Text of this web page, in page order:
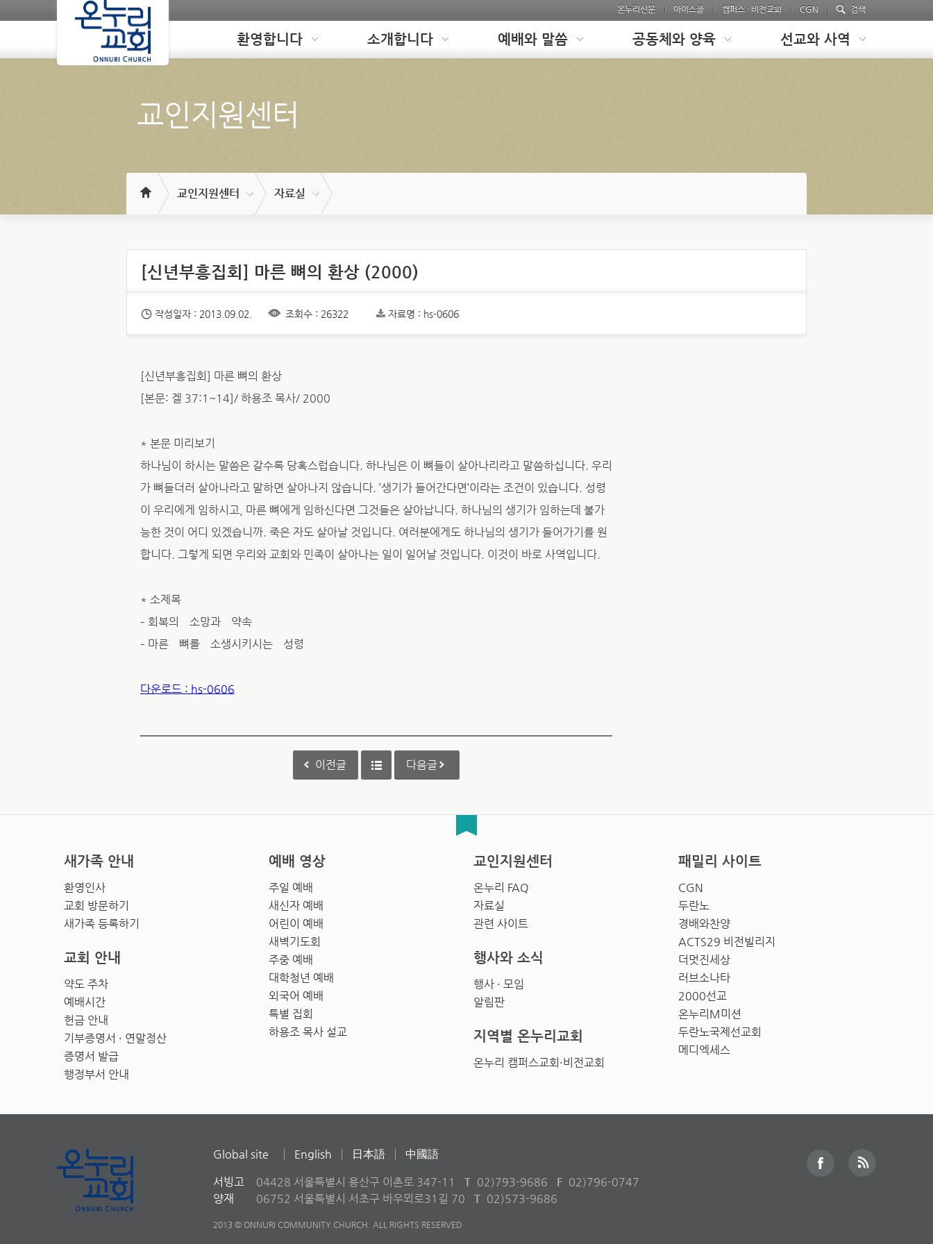
온누리신문 아이스쿨 캠퍼스 · 비전교회 CGN 검색
Loading 환영합니다 소개합니다 예배와 말씀 공동체와 양육 선교와 사역
교인지원센터
교인지원센터 자료실
[신년부흥집회] 마른 뼈의 환상 (2000)
작성일자 : 2013.09.02. 조회수 : 26322 자료명 : hs-0606
[신년부흥집회] 마른 뼈의 환상
[본문: 겔 37:1~14]/ 하용조 목사/ 2000
* 본문 미리보기
하나님이 하시는 말씀은 갈수록 당혹스럽습니다. 하나님은 이 뼈들이 살아나리라고 말씀하십니다. 우리
가 뼈들더러 살아나라고 말하면 살아나지 않습니다. ’생기가 들어간다면’이라는 조건이 있습니다. 성령
이 우리에게 임하시고, 마른 뼈에게 임하신다면 그것들은 살아납니다. 하나님의 생기가 임하는데 불가
능한 것이 어디 있겠습니까. 죽은 자도 살아날 것입니다. 여러분에게도 하나님의 생기가 들어가기를 원
합니다. 그렇게 되면 우리와 교회와 민족이 살아나는 일이 일어날 것입니다. 이것이 바로 사역입니다.
* 소제목
– 회복의 소망과 약속
– 마른 뼈를 소생시키시는 성령
다운로드 : hs-0606
이전글 다음글
새가족 안내
환영인사
교회 방문하기
새가족 등록하기
예배 영상
주일 예배
새신자 예배
어린이 예배
새벽기도회
주중 예배
대학청년 예배
외국어 예배
특별 집회
하용조 목사 설교
교인지원센터
온누리 FAQ
자료실
관련 사이트
패밀리 사이트
CGN
두란노
경배와찬양
ACTS29 비전빌리지
더멋진세상
러브소나타
2000선교
온누리M미션
두란노국제선교회
메디엑세스
교회 안내
약도 주차
예배시간
헌금 안내
기부증명서 · 연말정산
증명서 발급
행정부서 안내
행사와 소식
행사 · 모임
알림판
지역별 온누리교회
온누리 캠퍼스교회·비전교회
Global site English 日本語 中國語
서빙고 04428 서울특별시 용산구 이촌로 347-11 T 02)793-9686 F 02)796-0747
양재
06752 서울특별시 서초구 바우뫼로31길 70 T 02)573-9686
2013 © ONNURI COMMUNITY CHURCH. ALL RIGHTS RESERVED